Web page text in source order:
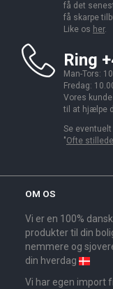
få det
få skarpe
Like os her.
Ring
Man-Tors:
Fredag:
Vores
til at hjælpe
Se
"Ofte
OM OS
Vi er en 100%
produkter til din
nemmere og
din hverdag
Vi har egen import